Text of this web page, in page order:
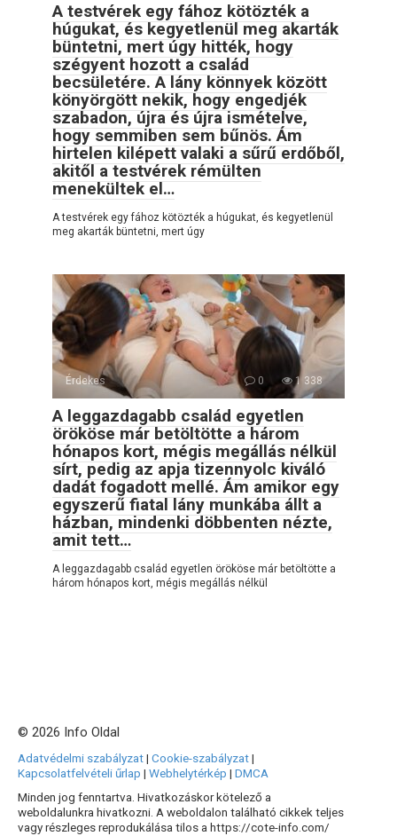
A testvérek egy fához kötözték a
húgukat, és kegyetlenül meg akarták
büntetni, mert úgy hitték, hogy
szégyent hozott a család
becsületére. A lány könnyek között
könyörgött nekik, hogy engedjék
szabadon, újra és újra ismételve,
hogy semmiben sem bűnös. Ám
hirtelen kilépett valaki a sűrű erdőből,
akitől a testvérek rémülten
menekültek el…
A testvérek egy fához kötözték a húgukat, és kegyetlenül
meg akarták büntetni, mert úgy
Érdekes 0 1 338
A leggazdagabb család egyetlen
örököse már betöltötte a három
hónapos kort, mégis megállás nélkül
sírt, pedig az apja tizennyolc kiváló
dadát fogadott mellé. Ám amikor egy
egyszerű fiatal lány munkába állt a
házban, mindenki döbbenten nézte,
amit tett…
A leggazdagabb család egyetlen örököse már betöltötte a
három hónapos kort, mégis megállás nélkül
© 2026 Info Oldal
Adatvédelmi szabályzat| Cookie-szabályzat|
Kapcsolatfelvételi űrlap | Webhelytérkép | DMCA
Minden jog fenntartva. Hivatkozáskor kötelező a
weboldalunkra hivatkozni. A weboldalon található cikkek teljes
vagy részleges reprodukálása tilos a https://cote-info.com/